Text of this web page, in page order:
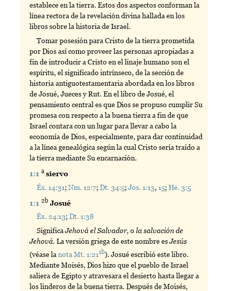
establece en la tierra. Estos dos aspectos conforman la
línea rectora de la revelación divina hallada en los
libros sobre la historia de Israel.
Tomar posesión para Cristo de la tierra prometida
por Dios así como proveer las personas apropiadas a
fin de introducir a Cristo en el linaje humano son el
espíritu, el significado intrínseco, de la sección de
historia antiguotestamentaria abordada en los libros
de Josué, Jueces y Rut. En el libro de Josué, el
pensamiento central es que Dios se propuso cumplir Su
promesa con respecto a la buena tierra a fin de que
Israel contara con un lugar para llevar a cabo la
economía de Dios, especialmente, para dar continuidad
a la línea genealógica según la cual Cristo sería traído a
la tierra mediante Su encarnación.
1:1a siervo
Éx. 14:31;Nm. 12:7;Dt. 34:5;Jos. 1:13, 15;He. 3:5
1:12b Josué
Éx. 24:13;Dt. 1:38
SignificaJehová el Salvador, ola salvación de
Jehová. La versión griega de este nombre esJesús
(véase lanota Mt. 1:211b). Josué escribió este libro.
Mediante Moisés, Dios hizo que el pueblo de Israel
saliera de Egipto y atravesara el desierto hasta llegar a
los linderos de la buena tierra. Después de Moisés,